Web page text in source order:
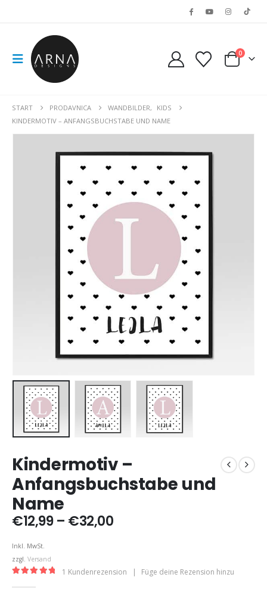
0
START PRODAVNICA WANDBILDER,
KIDS
KINDERMOTIV – ANFANGSBUCHSTABE UND NAME
Kindermotiv –
Anfangsbuchstabe und
Name
€12,99 – €32,00Preisspanne:
Inkl. MwSt.
zzgl. Versand
1 Kundenrezension | Füge deine Rezension hinzu